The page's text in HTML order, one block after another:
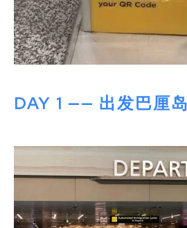
DAY 1 —— 出发巴厘岛